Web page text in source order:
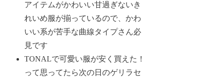
アイテムがかわいい甘過ぎないき
れいめ服が揃っているので、かわ
いい系が苦手な曲線タイプさん必
見です
TONALで可愛い服が安く買えた！
って思ってたら次の日のゲリラセ